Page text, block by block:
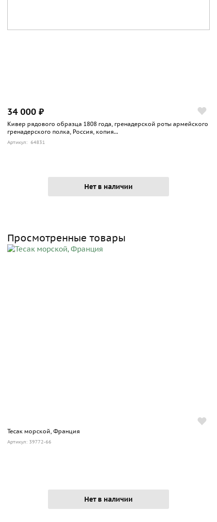
34 000 ₽
Кивер рядового образца 1808 года, гренадерской роты армейского
гренадерского полка, Россия, копия...
Артикул: 64831
Нет в наличии
Просмотренные товары
Тесак морской, Франция
Артикул: 39772-66
Нет в наличии